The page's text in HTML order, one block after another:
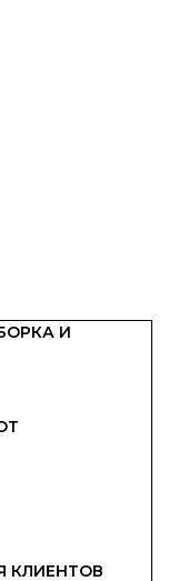
И
КЛИЕНТОВ